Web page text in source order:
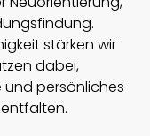
stärken wir
dabei,
und persönliches